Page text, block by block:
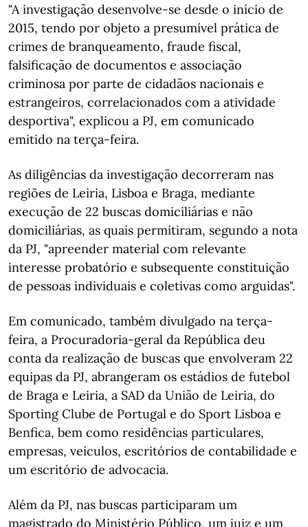
"A investigação desenvolve-se desde o início de
2015, tendo por objeto a presumível prática de
crimes de branqueamento, fraude fiscal,
falsificação de documentos e associação
criminosa por parte de cidadãos nacionais e
estrangeiros, correlacionados com a atividade
desportiva", explicou a PJ, em comunicado
emitido na terça-feira.
As diligências da investigação decorreram nas
regiões de Leiria, Lisboa e Braga, mediante
execução de 22 buscas domiciliárias e não
domiciliárias, as quais permitiram, segundo a nota
da PJ, "apreender material com relevante
interesse probatório e subsequente constituição
de pessoas individuais e coletivas como arguidas".
Em comunicado, também divulgado na terça-
feira, a Procuradoria-geral da República deu
conta da realização de buscas que envolveram 22
equipas da PJ, abrangeram os estádios de futebol
de Braga e Leiria, a SAD da União de Leiria, do
Sporting Clube de Portugal e do Sport Lisboa e
Benfica, bem como residências particulares,
empresas, veículos, escritórios de contabilidade e
um escritório de advocacia.
Além da PJ, nas buscas participaram um
magistrado do Ministério Público, um juiz e um